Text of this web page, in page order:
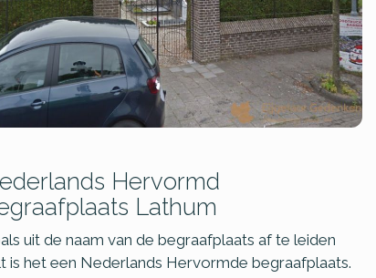
Hervormd
Lathum
uit de naam van de begraafplaats af te leiden
is het een Nederlands Hervormde begraafplaats.